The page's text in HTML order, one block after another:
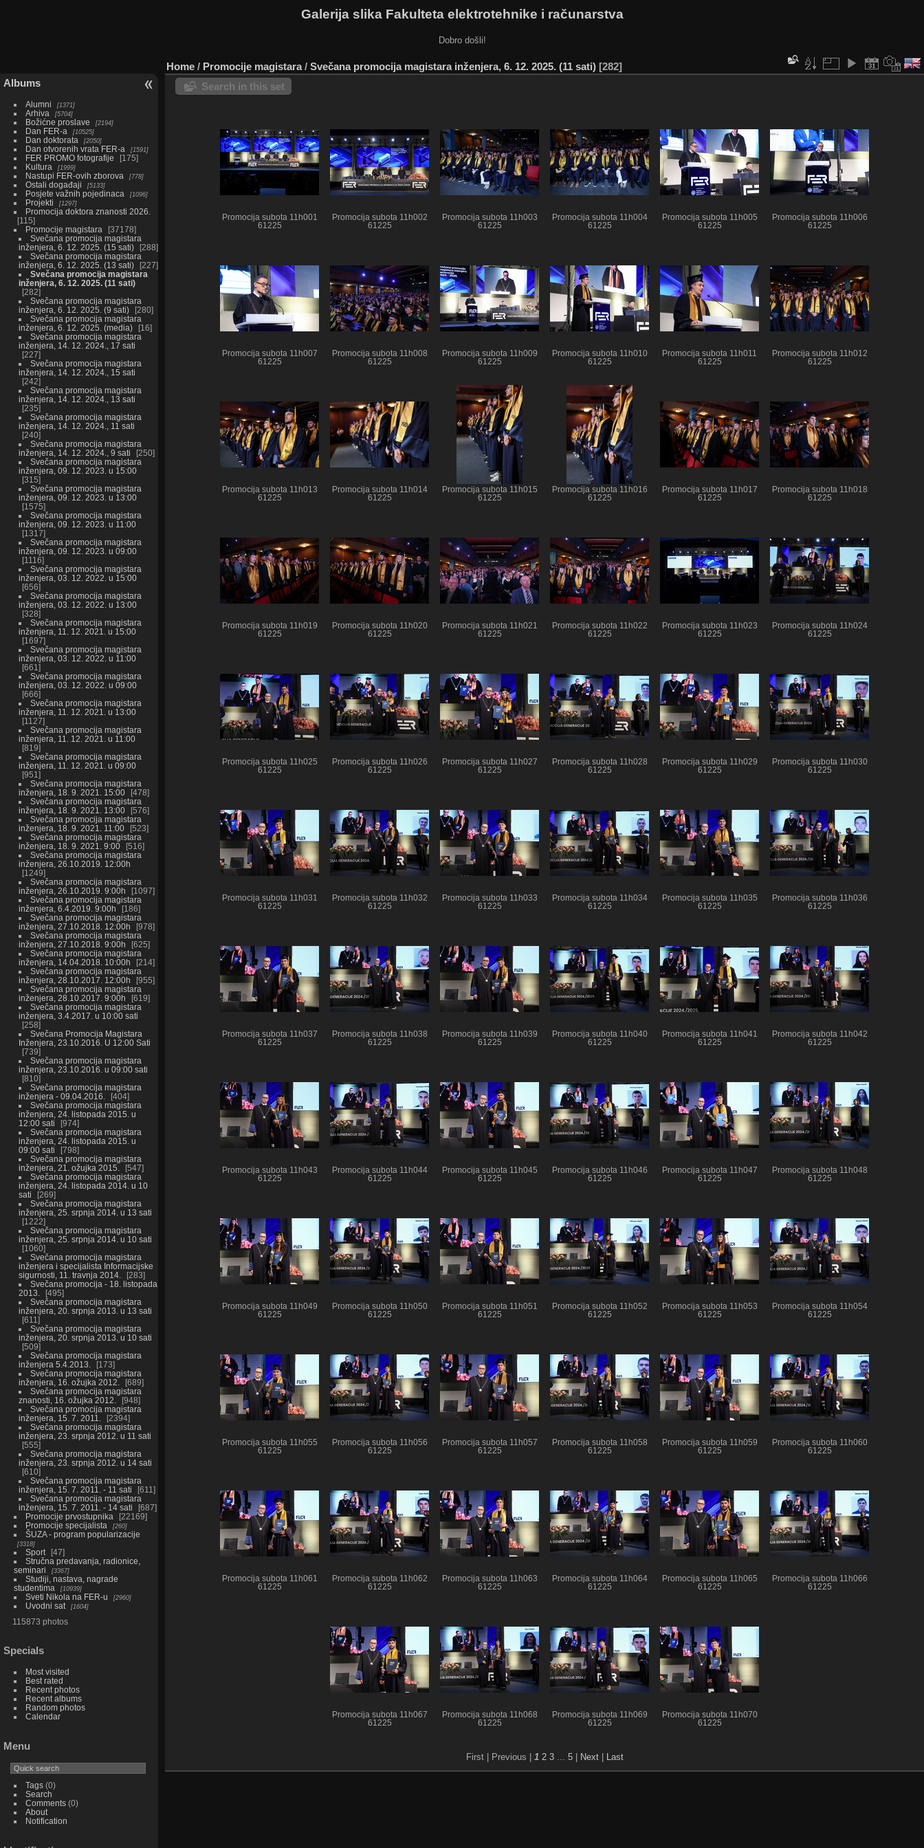
Galerija slika Fakulteta elektrotehnike i računarstva
Dobro došli!
Albums
Alumni 1371
Arhiva 5704
Božićne proslave 2194
Dan FER-a 10525
Dan doktorata 2050
Dan otvorenih vrata FER-a 1591
FER PROMO fotografije
175
Kultura
1999
Nastupi FER-ovih zborova 778
Ostali događaji 5133
Posjete važnih pojedinaca 1096
Projekti 1297
Promocija doktora znanosti 2026.
115
Promocije magistara
37178
Svečana promocija magistara
inženjera, 6. 12. 2025. (15 sati)
288
Svečana promocija magistara
inženjera, 6. 12. 2025. (13 sati)
227
Svečana promocija magistara
inženjera, 6. 12. 2025. (11 sati)
282
Svečana promocija magistara
inženjera, 6. 12. 2025. (9 sati)
280
Svečana promocija magistara
inženjera, 6. 12. 2025. (media)
16
Svečana promocija magistara
inženjera, 14. 12. 2024., 17 sati
227
Svečana promocija magistara
inženjera, 14. 12. 2024., 15 sati
242
Svečana promocija magistara
inženjera, 14. 12. 2024., 13 sati
235
Svečana promocija magistara
inženjera, 14. 12. 2024., 11 sati
240
Svečana promocija magistara
inženjera, 14. 12. 2024., 9 sati
250
Svečana promocija magistara
inženjera, 09. 12. 2023. u 15:00
315
Svečana promocija magistara
inženjera, 09. 12. 2023. u 13:00
1575
Svečana promocija magistara
inženjera, 09. 12. 2023. u 11:00
1317
Svečana promocija magistara
inženjera, 09. 12. 2023. u 09:00
1116
Svečana promocija magistara
inženjera, 03. 12. 2022. u 15:00
656
Svečana promocija magistara
inženjera, 03. 12. 2022. u 13:00
328
Svečana promocija magistara
inženjera, 11. 12. 2021. u 15:00
1697
Svečana promocija magistara
inženjera, 03. 12. 2022. u 11:00
661
Svečana promocija magistara
inženjera, 03. 12. 2022. u 09:00
666
Svečana promocija magistara
inženjera, 11. 12. 2021. u 13:00
1127
Svečana promocija magistara
inženjera, 11. 12. 2021. u 11:00
819
Svečana promocija magistara
inženjera, 11. 12. 2021. u 09:00
951
Svečana promocija magistara
inženjera, 18. 9. 2021. 15:00
478
Svečana promocija magistara
inženjera, 18. 9. 2021. 13:00
576
Svečana promocija magistara
inženjera, 18. 9. 2021. 11:00
523
Svečana promocija magistara
inženjera, 18. 9. 2021. 9:00
516
Svečana promocija magistara
inženjera, 26.10.2019. 12:00h
1249
Svečana promocija magistara
inženjera, 26.10.2019. 9:00h
1097
Svečana promocija magistara
inženjera, 6.4.2019. 9:00h
186
Svečana promocija magistara
inženjera, 27.10.2018. 12:00h
978
Svečana promocija magistara
inženjera, 27.10.2018. 9:00h
625
Svečana promocija magistara
inženjera, 14.04.2018. 10:00h
214
Svečana promocija magistara
inženjera, 28.10.2017. 12:00h
955
Svečana promocija magistara
inženjera, 28.10.2017. 9:00h
619
Svečana promocija magistara
inženjera, 3.4.2017. u 10:00 sati
258
Svečana Promocija Magistara
Inženjera, 23.10.2016. U 12:00 Sati
739
Svečana promocija magistara
inženjera, 23.10.2016. u 09:00 sati
810
Svečana promocija magistara
inženjera - 09.04.2016.
404
Svečana promocija magistara
inženjera, 24. listopada 2015. u
12:00 sati
974
Svečana promocija magistara
inženjera, 24. listopada 2015. u
09:00 sati
798
Svečana promocija magistara
inženjera, 21. ožujka 2015.
547
Svečana promocija magistara
inženjera, 24. listopada 2014. u 10
sati
269
Svečana promocija magistara
inženjera, 25. srpnja 2014. u 13 sati
1222
Svečana promocija magistara
inženjera, 25. srpnja 2014. u 10 sati
1060
Svečana promocija magistara
inženjera i specijalista Informacijske
sigurnosti, 11. travnja 2014.
283
Svečana promocija - 18. listopada
2013.
495
Svečana promocija magistara
inženjera, 20. srpnja 2013. u 13 sati
611
Svečana promocija magistara
inženjera, 20. srpnja 2013. u 10 sati
509
Svečana promocija magistara
inženjera 5.4.2013.
173
Svečana promocija magistara
inženjera, 16. ožujka 2012.
689
Svečana promocija magistara
znanosti, 16. ožujka 2012.
948
Svečana promocija magistara
inženjera, 15. 7. 2011.
2394
Svečana promocija magistara
inženjera, 23. srpnja 2012. u 11 sati
555
Svečana promocija magistara
inženjera, 23. srpnja 2012. u 14 sati
610
Svečana promocija magistara
inženjera, 15. 7. 2011. - 11 sati
611
Svečana promocija magistara
inženjera, 15. 7. 2011. - 14 sati
687
Promocije prvostupnika
22169
Promocije specijalista
260
ŠUZA - program popularizacije
3318
Sport
47
Stručna predavanja, radionice,
seminari
3367
Studiji, nastava, nagrade
studentima
10939
Sveti Nikola na FER-u 2960
Uvodni sat 1604
115873 photos
Specials
Most visited
Best rated
Recent photos
Recent albums
Random photos
Calendar
Menu
Tags(0)
Search
Comments(0)
About
Notification
Home / Promocije magistara/ Svečana promocija magistara inženjera, 6. 12. 2025. (11 sati) 282
Search in this set
Promocija subota 11h001
61225
Promocija subota 11h002
61225
Promocija subota 11h003
61225
Promocija subota 11h004
61225
Promocija subota 11h005
61225
Promocija subota 11h006
61225
Promocija subota 11h007
61225
Promocija subota 11h008
61225
Promocija subota 11h009
61225
Promocija subota 11h010
61225
Promocija subota 11h011
61225
Promocija subota 11h012
61225
Promocija subota 11h013
61225
Promocija subota 11h014
61225
Promocija subota 11h015
61225
Promocija subota 11h016
61225
Promocija subota 11h017
61225
Promocija subota 11h018
61225
Promocija subota 11h019
61225
Promocija subota 11h020
61225
Promocija subota 11h021
61225
Promocija subota 11h022
61225
Promocija subota 11h023
61225
Promocija subota 11h024
61225
Promocija subota 11h025
61225
Promocija subota 11h026
61225
Promocija subota 11h027
61225
Promocija subota 11h028
61225
Promocija subota 11h029
61225
Promocija subota 11h030
61225
Promocija subota 11h031
61225
Promocija subota 11h032
61225
Promocija subota 11h033
61225
Promocija subota 11h034
61225
Promocija subota 11h035
61225
Promocija subota 11h036
61225
Promocija subota 11h037
61225
Promocija subota 11h038
61225
Promocija subota 11h039
61225
Promocija subota 11h040
61225
Promocija subota 11h041
61225
Promocija subota 11h042
61225
Promocija subota 11h043
61225
Promocija subota 11h044
61225
Promocija subota 11h045
61225
Promocija subota 11h046
61225
Promocija subota 11h047
61225
Promocija subota 11h048
61225
Promocija subota 11h049
61225
Promocija subota 11h050
61225
Promocija subota 11h051
61225
Promocija subota 11h052
61225
Promocija subota 11h053
61225
Promocija subota 11h054
61225
Promocija subota 11h055
61225
Promocija subota 11h056
61225
Promocija subota 11h057
61225
Promocija subota 11h058
61225
Promocija subota 11h059
61225
Promocija subota 11h060
61225
Promocija subota 11h061
61225
Promocija subota 11h062
61225
Promocija subota 11h063
61225
Promocija subota 11h064
61225
Promocija subota 11h065
61225
Promocija subota 11h066
61225
Promocija subota 11h067
61225
Promocija subota 11h068
61225
Promocija subota 11h069
61225
Promocija subota 11h070
61225
First | Previous | 1 2 3... 5 | Next | Last